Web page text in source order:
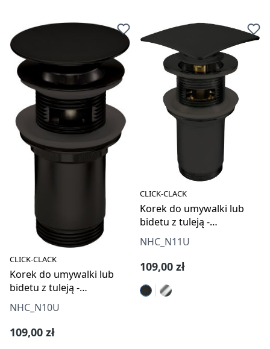
CLICK-CLACK
Korek do umywalki lub
bidetu z tuleją -
uniwersalny
NHC_N10U
Cena regularna:
109,00 zł
CLICK-CLACK
Korek do umywalki lub
bidetu z tuleją -
uniwersalny
NHC_N11U
Cena regularna:
109,00 zł